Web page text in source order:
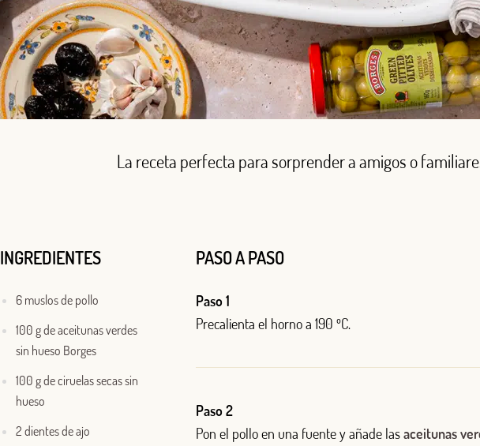
La receta perfecta para sorprender a amigos o
INGREDIENTES
6 muslos de pollo
100 g de aceitunas verdes
sin hueso Borges
100 g de ciruelas secas sin
hueso
2 dientes de ajo
PASO A PASO
Paso 1
Precalienta el horno a 190 ºC.
Paso 2
Pon el pollo en una fuente y añade lasaceitunas